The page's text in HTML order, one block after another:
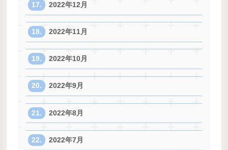
2022年12月
2022年11月
2022年10月
2022年9月
2022年8月
2022年7月